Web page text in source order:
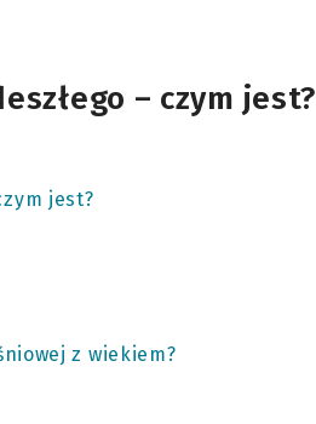
– czym jest?
jest?
z wiekiem?